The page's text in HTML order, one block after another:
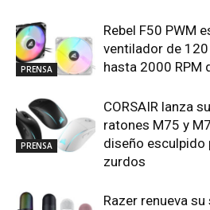
PRENSA
Rebel F50 PWM
ventilador de
hasta 2000 RPM
PRENSA
CORSAIR lanza
ratones M75 y
diseño esculpido
zurdos
Razer renueva